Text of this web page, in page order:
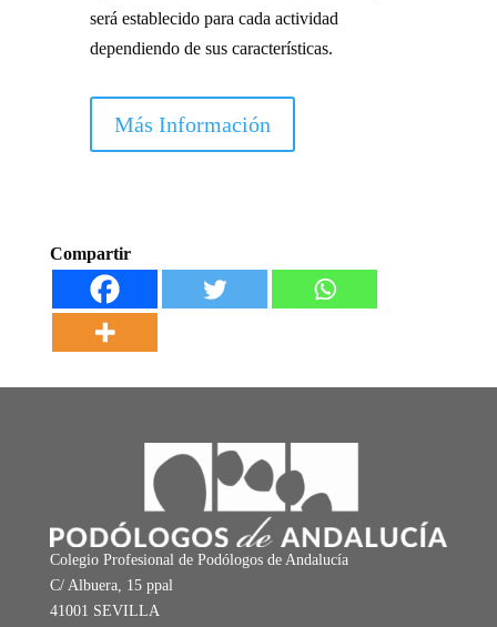
será establecido para cada actividad
dependiendo de sus características.
Más Información
Compartir
Colegio Profesional de Podólogos de Andalucía
C/ Albuera, 15 ppal
41001 SEVILLA